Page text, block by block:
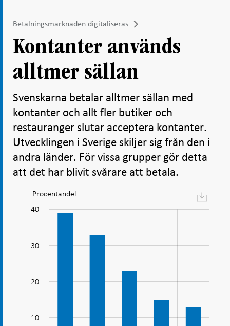
Betalningsmarknaden digitaliseras
Kontanter används
alltmer sällan
Svenskarna betalar alltmer sällan med
kontanter och allt fler butiker och
restauranger slutar acceptera kontanter.
Utvecklingen i Sverige skiljer sig från den i
andra länder. För vissa grupper gör detta
att det har blivit svårare att betala.
Diagram:
Kontanter
mindre
Procentandel
10
10
20
30
40